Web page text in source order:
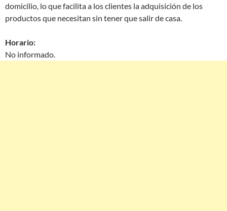
domicilio, lo que facilita a los clientes la adquisición de los
productos que necesitan sin tener que salir de casa.
Horario:
No informado.